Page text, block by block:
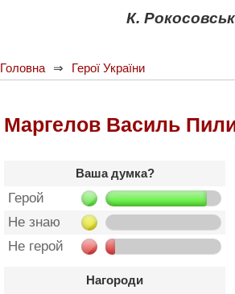
К.
Головна Герої України
Маргелов Василь
Ваша думка?
Герой
Не знаю
Не герой
Нагороди